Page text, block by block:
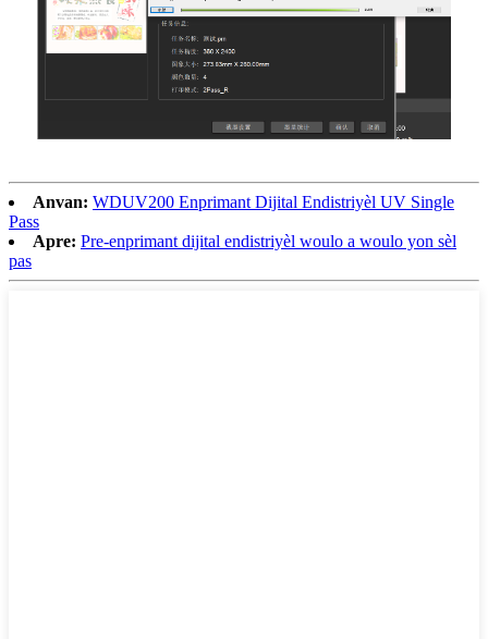
Anvan: WDUV200 Enprimant Dijital Endistriyèl UV Single
Pass
Apre: Pre-enprimant dijital endistriyèl woulo a woulo yon sèl
pas